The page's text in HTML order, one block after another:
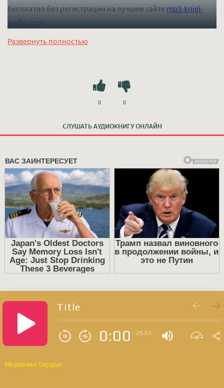
бесплатно без регистрации на лучшем сайте mp3-knigi-
audio.com
Развернуть полностью
СЛУШАТЬ АУДИОКНИГУ ОНЛАЙН
0 0
Title
0:00 25:51
Медвежье Сердце